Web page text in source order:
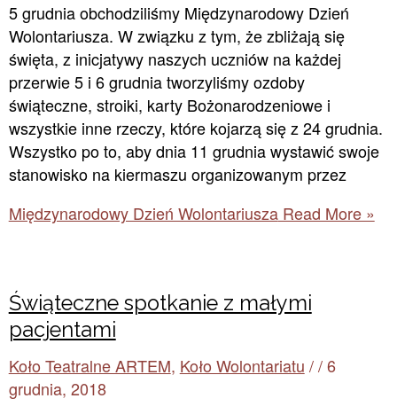
5 grudnia obchodziliśmy Międzynarodowy Dzień
Wolontariusza. W związku z tym, że zbliżają się
święta, z inicjatywy naszych uczniów na każdej
przerwie 5 i 6 grudnia tworzyliśmy ozdoby
świąteczne, stroiki, karty Bożonarodzeniowe i
wszystkie inne rzeczy, które kojarzą się z 24 grudnia.
Wszystko po to, aby dnia 11 grudnia wystawić swoje
stanowisko na kiermaszu organizowanym przez
Międzynarodowy Dzień WolontariuszaRead More »
Świąteczne spotkanie z małymi
pacjentami
Koło Teatralne ARTEM, Koło Wolontariatu //6
grudnia, 2018